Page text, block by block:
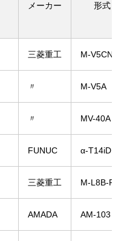
メーカー 形式
三菱重工 M-V5CN
〃 M-V5A
〃 MV-40A
FUNUC α-T14iD
三菱重工 M-L8B-P
AMADA AM-103